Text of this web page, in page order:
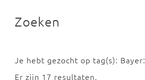
Zoeken
Je hebt gezocht op tag(s): Bayer:
Er zijn 17 resultaten.